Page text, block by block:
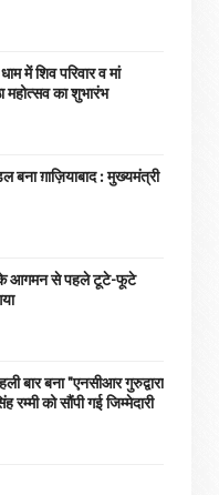
में शिव परिवार व मां
महोत्सव का शुभारंभ
बना ग़ाज़ियाबाद : ​मुख्यमंत्री
के आगमन से पहले टूटे-फूटे
बार बना "एनसीआर गुरुद्वारा
को सौंपी गई जिम्मेदारी